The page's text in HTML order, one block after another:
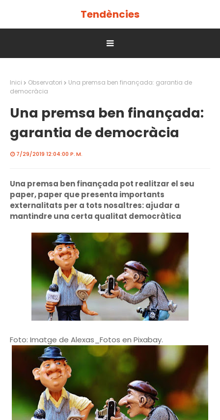
Tendències
Inici Observatori
Una premsa ben finançada: garantia de
democràcia
Una premsa ben finançada:
garantia de democràcia
7/29/2019 12:04:00 P. M.
Una premsa ben finançada pot realitzar el seu
paper, paper que presenta importants
externalitats per a tots nosaltres: ajudar a
mantindre una certa qualitat democràtica
Foto: Imatge de Alexas_Fotos en Pixabay.